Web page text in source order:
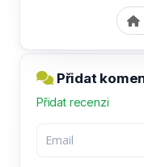
Přidat
Přidat recenzi